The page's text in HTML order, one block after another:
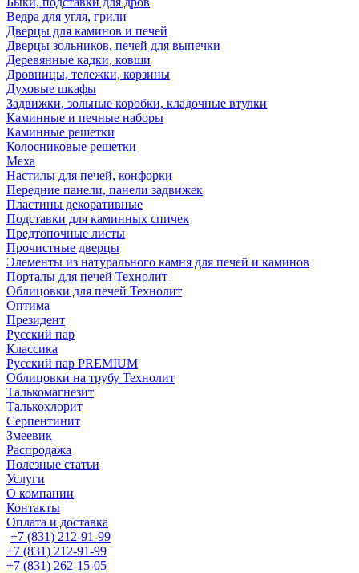
Ведра для угля, грили
Дверцы для каминов и печей
Дверцы зольников, печей для выпечки
Деревянные кадки, ковши
Дровницы, тележки, корзины
Духовые шкафы
Задвижки, зольные коробки, кладочные втулки
Каминные и печные наборы
Каминные решетки
Колосниковые решетки
Меха
Настилы для печей, конфорки
Передние панели, панели задвижек
Пластины декоративные
Подставки для каминных спичек
Предтопочные листы
Прочистные дверцы
Элементы из натурального камня для печей и каминов
Порталы для печей Технолит
Облицовки для печей Технолит
Оптима
Президент
Русский пар
Классика
Русский пар PREMIUM
Облицовки на трубу Технолит
Талькомагнезит
Талькохлорит
Серпентинит
Змеевик
Распродажа
Полезные статьи
Услуги
О компании
Контакты
Оплата и доставка
+7 (831) 212-91-99
+7 (831) 212-91-99
+7 (831) 262-15-05